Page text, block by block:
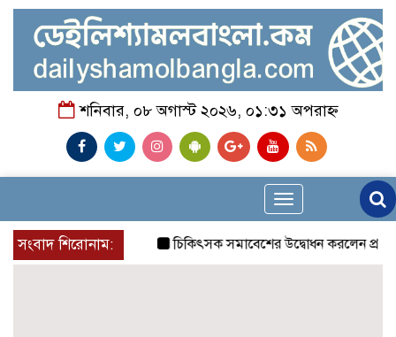
শনিবার, ০৮ অগাস্ট ২০২৬, ০১:৩১ অপরাহ্ন
Toggle
navigation
সংবাদ শিরোনাম:
চিকিৎসক সমাবেশের উদ্বোধন করলেন প্রধানমন্ত্রী